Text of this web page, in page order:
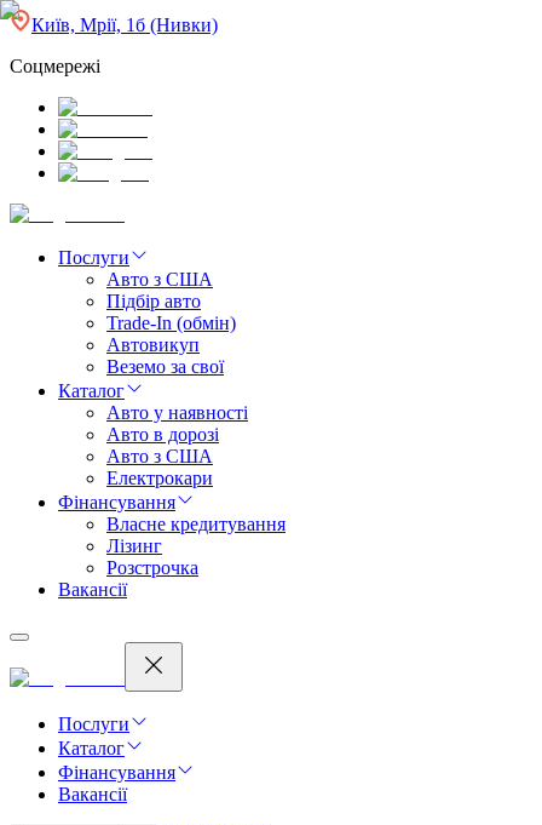
Київ, Мрії, 1б (Нивки)
Соцмережі
Послуги
Авто з США
Підбір авто
Trade-In (обмін)
Автовикуп
Веземо за свої
Каталог
Авто у наявності
Авто в дорозі
Авто з США
Електрокари
Фінансування
Власне кредитування
Лізинг
Розстрочка
Вакансії
Послуги
Каталог
Фінансування
Вакансії